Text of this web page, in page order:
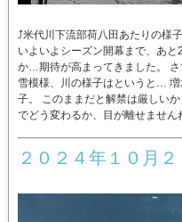
⤴米代川下流部荷八田あたりの様
いよいよシーズン開幕まで、あ
か…期待が高まってきました。
雪模様、川の様子はというと…
子。 このままだと解禁は厳しい
でどう変わるか、目が離せません
２０２４年１０